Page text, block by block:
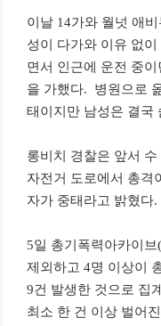
이날 14가와 월넛 애
성이 다가와 이유 없
면서 인근에 운전 중
을 가했다. 병원으로
태이지만 남성은 결국
롱비치 경찰은 앞서
자전거 도로에서 총격
자가 중태라고 밝혔다.
5일 총기폭력아카이
제외하고 4명 이상이
9건 발생한 것으로 집
최소 한 건 이상 벌어